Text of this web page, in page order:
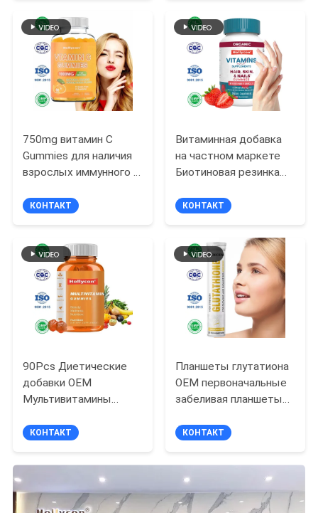
ЗАПРОС
КАРТА
САЙТА
ПОЛИТИКА
УЕДИНЕНИЯ
добавка, оптовая
поставка
индивидуальной
формулы
750mg витамин C
Gummies для наличия
взрослых иммунного с
клейковины витаминов
КОНТАКТ
Витаминная добавка
на частном маркете
Биотиновая резинка
кожей Прочность
КОНТАКТ
90Pcs Диетические
добавки OEM
Мультивитамины
Ингредиенты 2 года
КОНТАКТ
Планшеты глутатиона
OEM первоначальные
забеливая планшеты
КОНТАКТ